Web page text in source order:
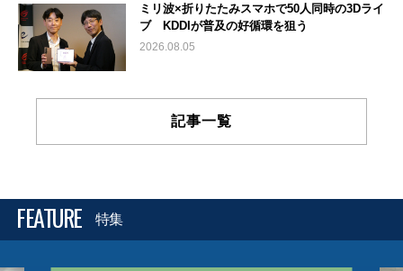
ミリ波×折りたたみスマホで50人同時の3Dライ
ブ KDDIが普及の好循環を狙う
2026.08.05
記事一覧
FEATURE 特集